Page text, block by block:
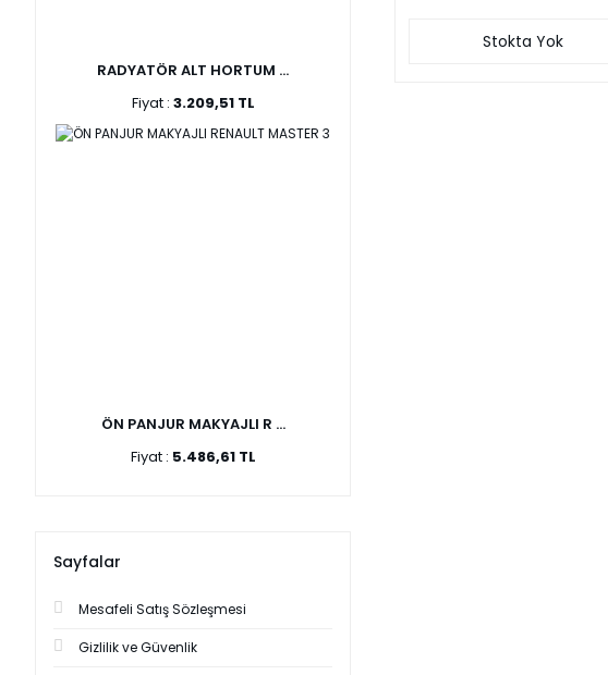
RADYATÖR ALT HORTUM ...
Fiyat : 3.209,51 TL
ÖN PANJUR MAKYAJLI R ...
Fiyat : 5.486,61 TL
Sayfalar
Mesafeli Satış Sözleşmesi
Gizlilik ve Güvenlik
Stokta Yok